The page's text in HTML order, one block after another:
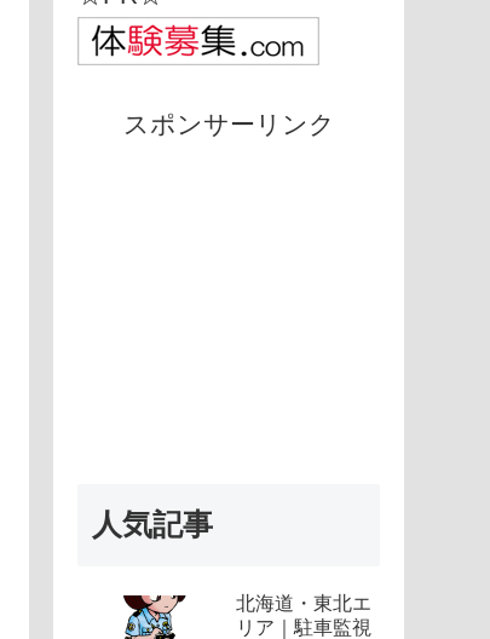
スポンサーリンク
人気記事
北海道・東北エ
リア｜駐車監視